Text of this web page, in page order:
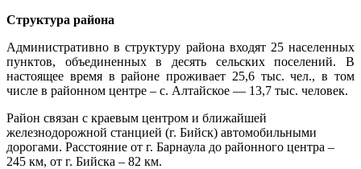
Структура района
Административно в структуру района входят 25 населенных
пунктов, объединенных в десять сельских поселений. В
настоящее время в районе проживает 25,6 тыс. чел., в том
числе в районном центре – с. Алтайское — 13,7 тыс. человек.
Район связан с краевым центром и ближайшей
железнодорожной станцией (г. Бийск) автомобильными
дорогами. Расстояние от г. Барнаула до районного центра –
245 км, от г. Бийска – 82 км.